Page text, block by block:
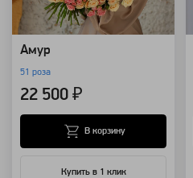
Амур
51 роза
22 500 ₽
Купить в 1 клик
В корзину